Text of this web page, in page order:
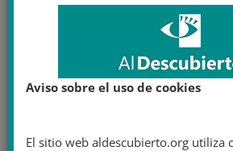
Aviso sobre el uso de cookies
El sitio web aldescubierto.org utiliza